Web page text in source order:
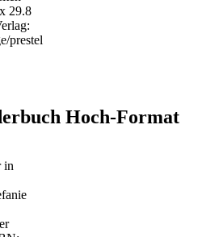
29.8
prestel
Hoch-Format
in